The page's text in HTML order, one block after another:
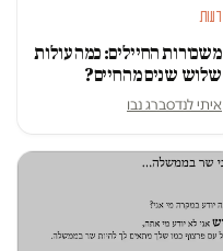
דעות
משכורות החיילים: כמה עולות
שלוש שנים מהחיים?
איתי לנדסברג נבו